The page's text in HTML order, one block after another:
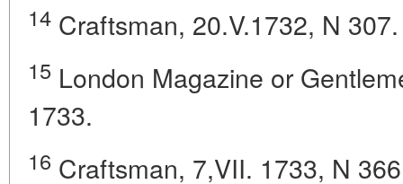
14 Craftsman, 20.V.1732, N 307.
15 London Magazine or
1733.
16 Craftsman, 7,VII. 1733, N